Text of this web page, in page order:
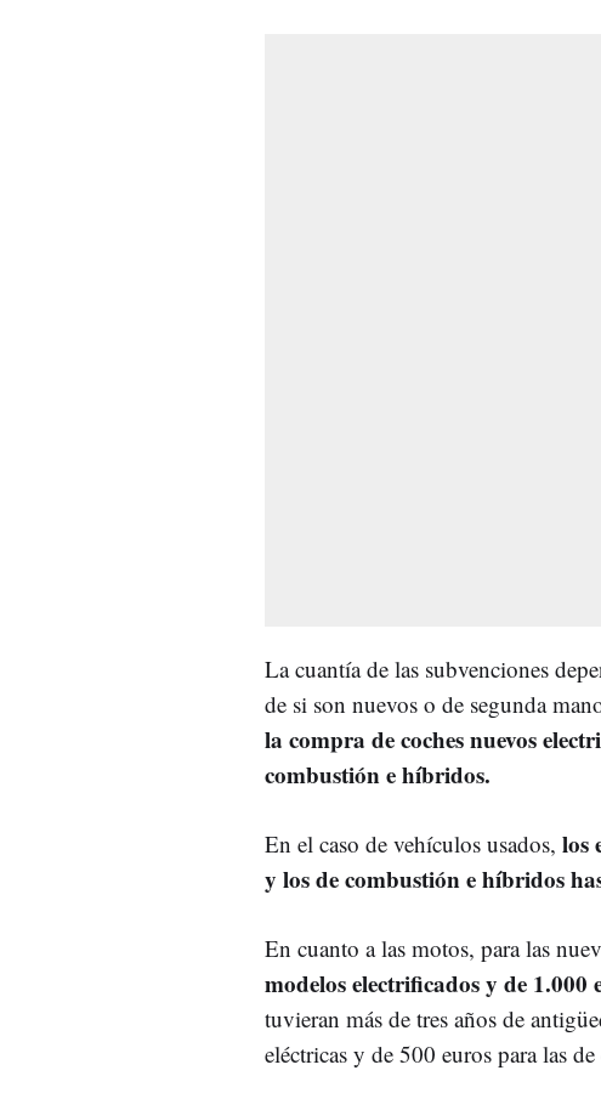
La cuantía de las subvenciones
de si son nuevos o de segunda
la compra de coches nuevos
combustión e híbridos.
En el caso de vehículos usados, los
y los de combustión e híbridos
En cuanto a las motos, para las
modelos electrificados y de
tuvieran más de tres años de
eléctricas y de 500 euros para las